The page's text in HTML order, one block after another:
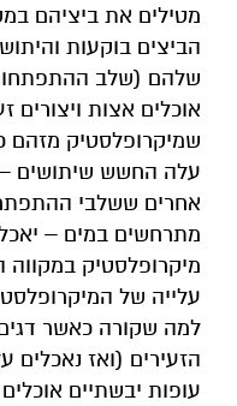
מטילים את ביציהם
הביצים בוקעות
שלהם (שלב
אוכלים אצות ויצורים
שמיקרופלסטיק מזהם
עלה החשש שיתושים
אחרים ששלבי
מתרחשים במים –
מיקרופלסטיק
עלייה של
למה שקורה כאשר
הזעירים (ואז נאכלים
עופות יבשתיים